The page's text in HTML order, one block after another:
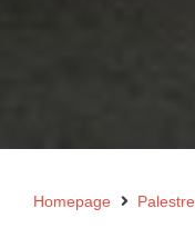
Homepage Palestre